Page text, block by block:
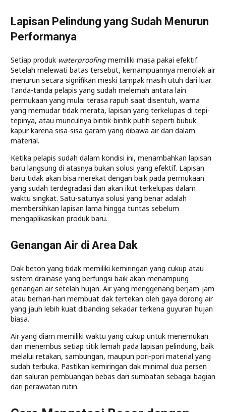
Lapisan Pelindung yang Sudah Menurun
Performanya
Setiap produk waterproofingmemiliki masa pakai efektif.
Setelah melewati batas tersebut, kemampuannya menolak air
menurun secara signifikan meski tampak masih utuh dari luar.
Tanda-tanda pelapis yang sudah melemah antara lain
permukaan yang mulai terasa rapuh saat disentuh, warna
yang memudar tidak merata, lapisan yang terkelupas di tepi-
tepinya, atau munculnya bintik-bintik putih seperti bubuk
kapur karena sisa-sisa garam yang dibawa air dari dalam
material.
Ketika pelapis sudah dalam kondisi ini, menambahkan lapisan
baru langsung di atasnya bukan solusi yang efektif. Lapisan
baru tidak akan bisa merekat dengan baik pada permukaan
yang sudah terdegradasi dan akan ikut terkelupas dalam
waktu singkat. Satu-satunya solusi yang benar adalah
membersihkan lapisan lama hingga tuntas sebelum
mengaplikasikan produk baru.
Genangan Air di Area Dak
Dak beton yang tidak memiliki kemiringan yang cukup atau
sistem drainase yang berfungsi baik akan menampung
genangan air setelah hujan. Air yang menggenang berjam-jam
atau berhari-hari membuat dak tertekan oleh gaya dorong air
yang jauh lebih kuat dibanding sekadar terkena guyuran hujan
biasa.
Air yang diam memiliki waktu yang cukup untuk menemukan
dan menembus setiap titik lemah pada lapisan pelindung, baik
melalui retakan, sambungan, maupun pori-pori material yang
sudah terbuka. Pastikan kemiringan dak minimal dua persen
dan saluran pembuangan bebas dari sumbatan sebagai bagian
dari perawatan rutin.